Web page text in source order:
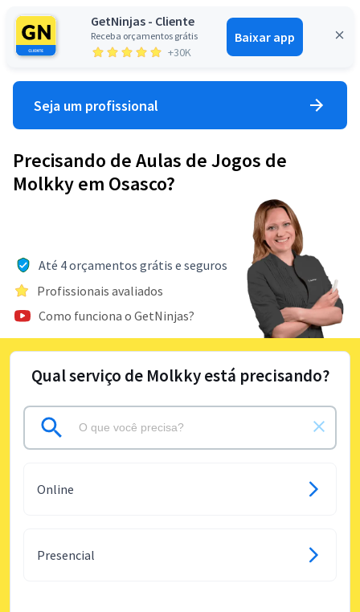
GetNinjas - Cliente
Receba orçamentos grátis
+30K
Baixar app
Entrar
Seja um profissional
Precisando de Aulas de Jogos de
Molkky em Osasco?
Até 4 orçamentos grátis e seguros
Profissionais avaliados
Como funciona o GetNinjas?
Qual serviço de Molkky está precisando?
Online
Presencial